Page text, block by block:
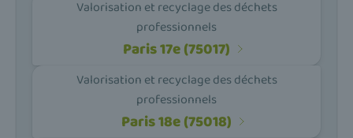
Valorisation et recyclage des déchets
professionnels
Paris 17e (75017)
Valorisation et recyclage des déchets
professionnels
Paris 18e (75018)